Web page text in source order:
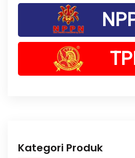
Kategori Produk